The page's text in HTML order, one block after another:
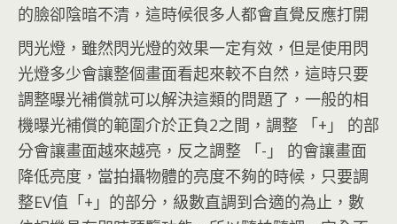
的臉卻陰暗不清，這時候很多人都會直覺反應打開
閃光燈 ，雖然閃光燈的效果一定有效，但是使用閃
光燈多少會讓整個畫面看起來較不自然，這時只要
調整曝光補償就可以解決這類的問題了，一般的相
機曝光補償的範圍介於正負2之間，調整 「+」 的部
分會讓畫面越來越亮，反之調整 「-」 的會讓畫面
降低亮度，當拍攝物體的亮度不夠的時候，只要調
整EV值「+」的部分，級數直調到合適的為止，數